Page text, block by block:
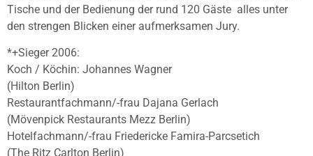
Tische und der Bedienung der rund 120 Gäste  alles unter
den strengen Blicken einer aufmerksamen Jury.
*+Sieger 2006:
Koch / Köchin: Johannes Wagner
(Hilton Berlin)
Restaurantfachmann/-frau Dajana Gerlach
(Mövenpick Restaurants Mezz Berlin)
Hotelfachmann/-frau Friedericke Famira-Parcsetich
(The Ritz Carlton Berlin)